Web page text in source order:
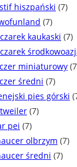
hiszpański (7)
(7)
kaukaski (7)
miniaturowy
średni (7)
pies górski
(7)
pei (7)
olbrzym (7)
średni (7)